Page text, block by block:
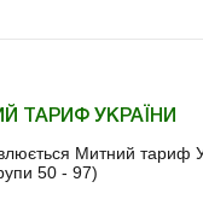
ТАРИФ УКРАЇНИ
Митний тариф
50 - 97)